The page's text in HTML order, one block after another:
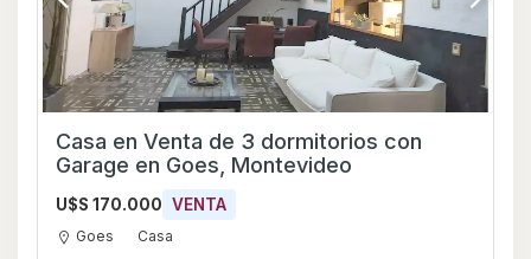
Casa en Venta de 3 dormitorios con
Garage en Goes, Montevideo
U$S 170.000 VENTA
Goes Casa